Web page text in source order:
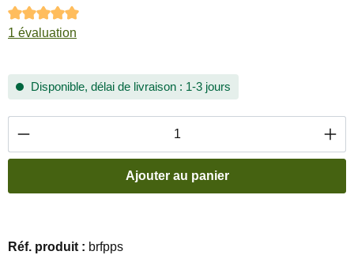
Note moyenne de 5 sur 5 étoiles
1 évaluation
Disponible, délai de livraison : 1-3 jours
Quantité de produit : Entrez la quantité
Ajouter au panier
Réf. produit : brfpps